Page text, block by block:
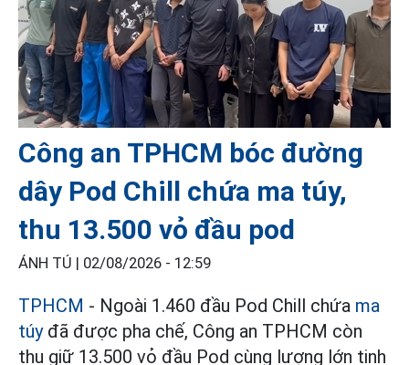
Công an TPHCM bóc đường
dây Pod Chill chứa ma túy,
thu 13.500 vỏ đầu pod
ÁNH TÚ | 02/08/2026 - 12:59
TPHCM - Ngoài 1.460 đầu Pod Chill chứa ma
túyđã được pha chế, Công an TPHCM còn
thu giữ 13.500 vỏ đầu Pod cùng lượng lớn tinh